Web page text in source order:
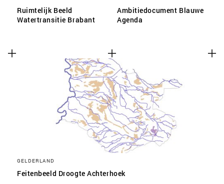
Ruimtelijk Beeld
Watertransitie Brabant
Ambitiedocument Blauwe
Agenda
GELDERLAND
Feitenbeeld Droogte Achterhoek